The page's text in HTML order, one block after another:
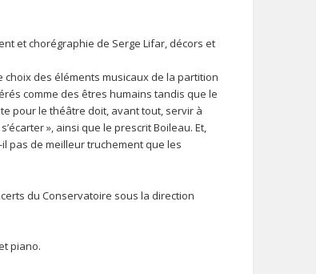
et chorégraphie de Serge Lifar, décors et
choix des éléments musicaux de la partition
comme des êtres humains tandis que le
pour le théâtre doit, avant tout, servir à
», ainsi que le prescrit Boileau. Et,
pas de meilleur truchement que les
du Conservatoire sous la direction
piano.